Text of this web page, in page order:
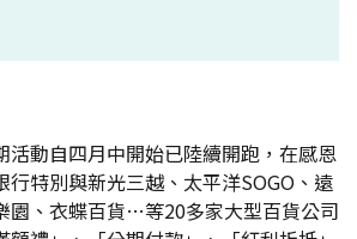
活動自四月中開始已陸續開跑，在感恩
行特別與新光三越、太平洋SOGO、遠
園、衣蝶百貨…等20多家大型百貨公司